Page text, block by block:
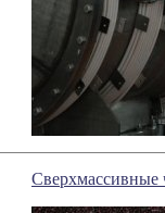
Сверхмассивные